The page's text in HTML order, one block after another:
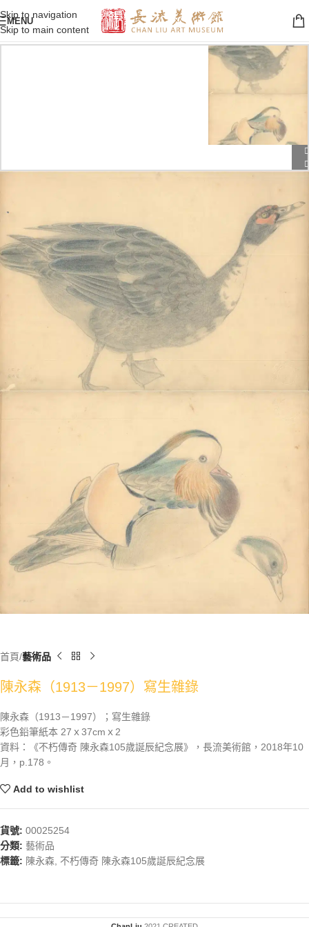
Skip to navigation
Skip to main content
MENU
首頁 藝術品
陳永森（1913－1997）寫生雜錄
陳永森（1913－1997）；寫生雜錄
彩色鉛筆紙本 27ｘ37cmｘ2
資料：《不朽傳奇 陳永森105歲誕辰紀念展》，長流美術館，2018年10
月，p.178。
Add to wishlist
貨號: 00025254
分類: 藝術品
標籤: 陳永森 不朽傳奇 陳永森105歲誕辰紀念展